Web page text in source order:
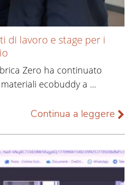
di lavoro e stage per i
Zero ha continuato
ecobuddy a ...
Continua a leggere